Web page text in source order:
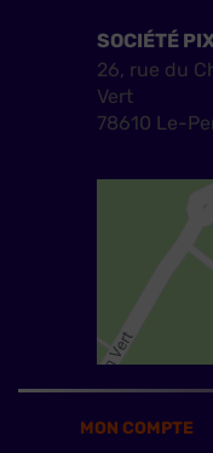
SOCIÉTÉ
26, rue du
Vert
78610 Le-
MON COMPTE